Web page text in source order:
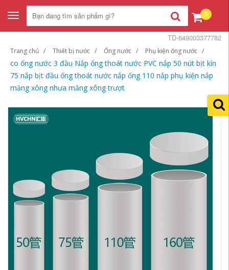
Toggle
navigation
0
Trang chủ Thiết bị nước Ống nước Phụ kiện ống nước
co ống nước 3 đầu Nắp ống thoát nước PVC nắp 50 nút bịt kín
75 nắp bịt đầu ống thoát nước nắp ống 110 nắp phụ kiện nắp
măng xông nhựa măng xông trượt
TD-649003377782